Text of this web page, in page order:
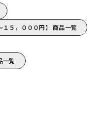
５，０００円】 商品一覧
一覧